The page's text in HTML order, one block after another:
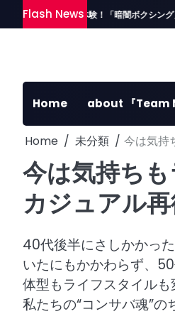
to
Flash News
が体験！「暗闇ボクシング」で心もカラ
Home about 『Team
Home 未分類 今は気持
今は気持ち
カジュアル
40代後半にさしかかっ
いたにもかかわらず、
体型もライフスタイル
私たちの“コンサバ魂”